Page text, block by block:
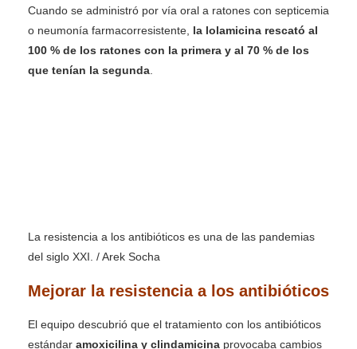
Cuando se administró por vía oral a ratones con septicemia
o neumonía farmacorresistente, la lolamicina rescató al
100 % de los ratones con la primera y al 70 % de los
que tenían la segunda.
La resistencia a los antibióticos es una de las pandemias
del siglo XXI. / Arek Socha
Mejorar la resistencia a los antibióticos
El equipo descubrió que el tratamiento con los antibióticos
estándar amoxicilina y clindamicina provocaba cambios